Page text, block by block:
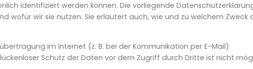
identifiziert werden können. Die vorliegende
wofür wir sie nutzen. Sie erläutert auch, wie und zu welchem Zweck
im Internet (z. B. bei der Kommunikation per E-Mail)
Schutz der Daten vor dem Zugriff durch Dritte ist nicht